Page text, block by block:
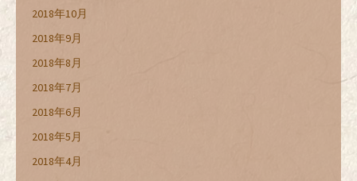
2018年10月
2018年9月
2018年8月
2018年7月
2018年6月
2018年5月
2018年4月